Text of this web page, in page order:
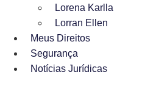
Lorena Karlla
Lorran Ellen
Meus Direitos
Segurança
Notícias Jurídicas